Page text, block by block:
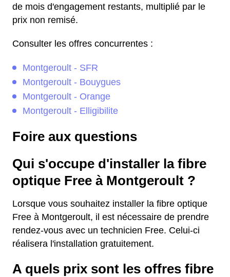
de mois d'engagement restants, multiplié par le
prix non remisé.
Consulter les offres concurrentes :
Montgeroult - SFR
Montgeroult - Bouygues
Montgeroult - Orange
Montgeroult - Elligibilite
Foire aux questions
Qui s'occupe d'installer la fibre
optique Free à Montgeroult ?
Lorsque vous souhaitez installer la fibre optique
Free à Montgeroult, il est nécessaire de prendre
rendez-vous avec un technicien Free. Celui-ci
réalisera l'installation gratuitement.
A quels prix sont les offres fibre